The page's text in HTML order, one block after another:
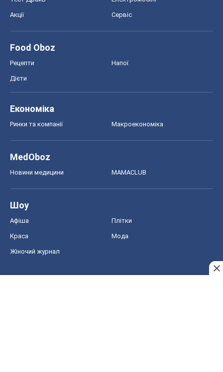
Акції Сервіс
Food Oboz
Рецепти Напої
Дієти
Економіка
Ринки та компанії Макроекономіка
MedOboz
Новини медицини MAMACLUB
Шоу
Афіша Плітки
Краса Мода
Жіночий журнал